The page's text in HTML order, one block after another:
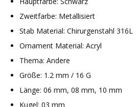
Zweitfarbe: Metallisiert
Stab Material: Chirurgenstahl 316L
Ornament Material: Acryl
Thema: Andere
Größe: 1.2 mm / 16 G
Länge: 06 mm, 08 mm, 10 mm
Kugel: 03 mm